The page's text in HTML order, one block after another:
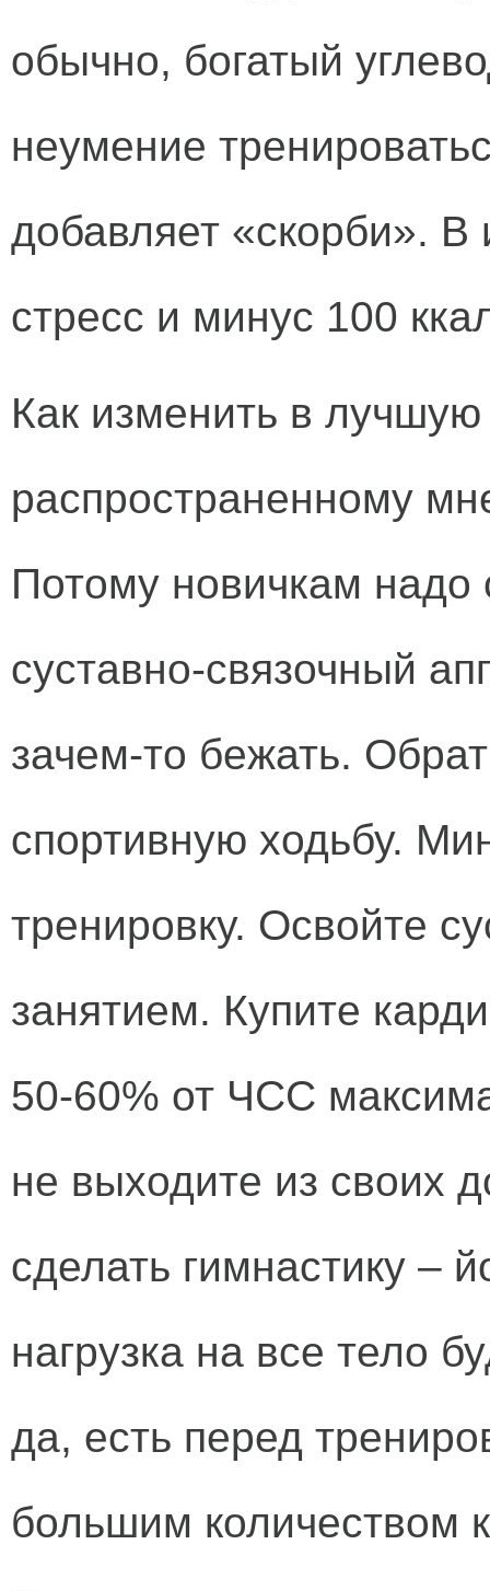
обычно, богатый
неумение
добавляет «скорби».
стресс и минус 100
Как изменить в
распространенному
Потому новичкам
суставно-связочный
зачем-то бежать.
спортивную ходьбу.
тренировку. Освойте
занятием. Купите
50-60% от ЧСС
не выходите из своих
сделать гимнастику –
нагрузка на все тело
да, есть перед
большим количеством